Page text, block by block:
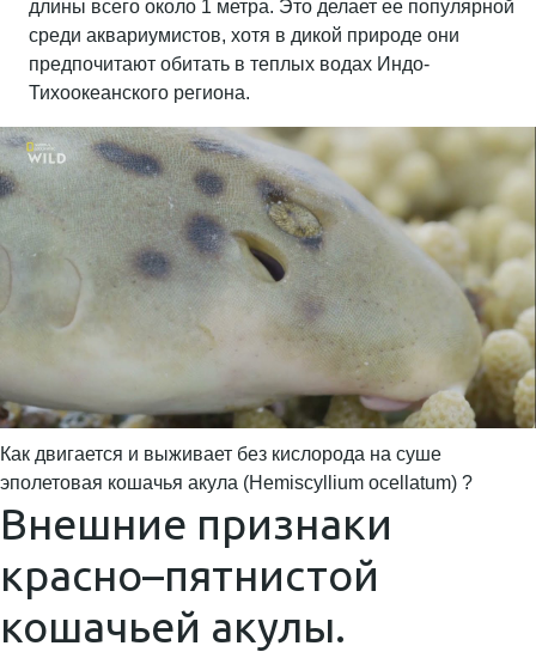
длины всего около 1 метра. Это делает ее популярной
среди аквариумистов, хотя в дикой природе они
предпочитают обитать в теплых водах Индо-
Тихоокеанского региона.
Как двигается и выживает без кислорода на суше
эполетовая кошачья акула (Hemiscyllium ocellatum) ?
Внешние признаки
красно–пятнистой
кошачьей акулы.